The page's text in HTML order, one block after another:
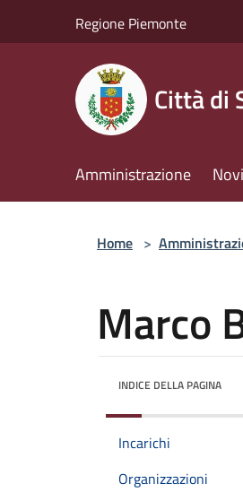
Regione Piemonte
Città di
Amministrazione
Home >
Marco
INDICE DELLA PAGINA
Incarichi
Organizzazioni